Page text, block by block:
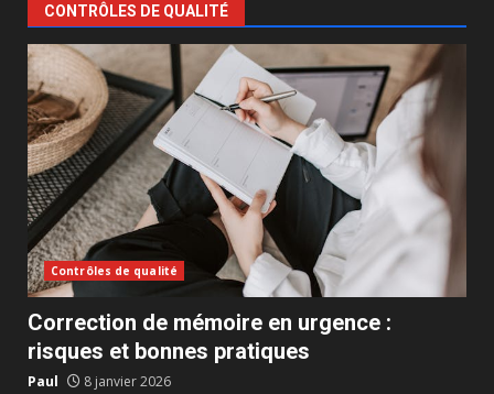
CONTRÔLES DE QUALITÉ
Contrôles de qualité
Correction de mémoire en urgence :
risques et bonnes pratiques
Paul 8 janvier 2026